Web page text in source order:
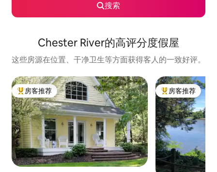
搜索
Chester River的高评分度假屋
这些房源在位置、干净卫生等方面获得客人的一致好评。
热门「房客推荐」
房客推荐 热门「房客推荐」
房客推荐